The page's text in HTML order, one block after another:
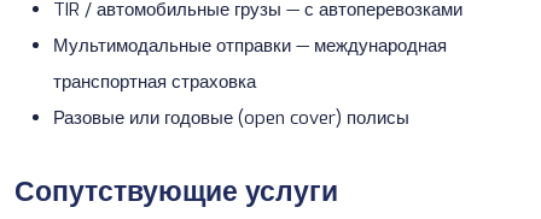
TIR / автомобильные грузы — с автоперевозками
Мультимодальные отправки — международная
транспортная страховка
Разовые или годовые (open cover) полисы
Сопутствующие услуги